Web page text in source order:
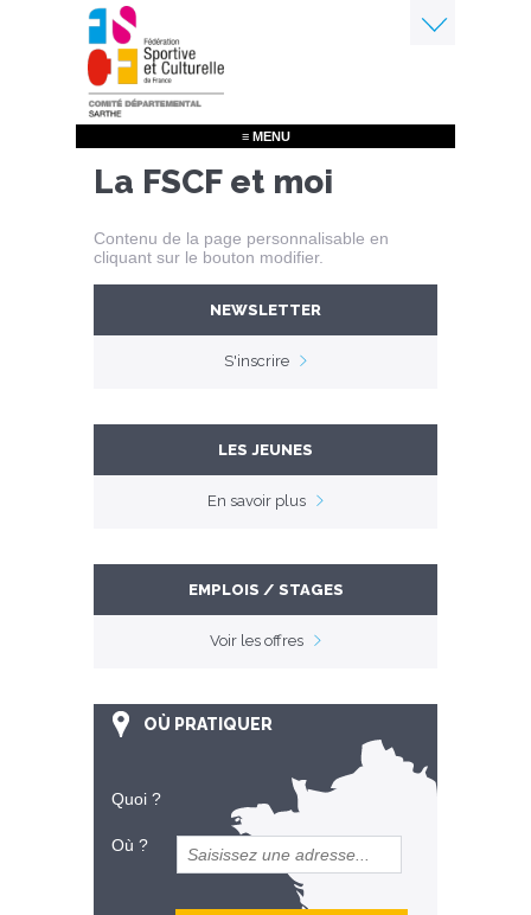
Aller
au
contenu
principal
≡ MENU
La FSCF et moi
Contenu de la page personnalisable en
cliquant sur le bouton modifier.
NEWSLETTER
S'inscrire
LES JEUNES
En savoir plus
EMPLOIS / STAGES
Voir les offres
OÙ PRATIQUER
Quoi ?
Où ?
et